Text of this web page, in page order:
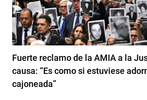
Fuerte reclamo de la AMIA a la
causa: “Es como si estuviese
cajoneada”